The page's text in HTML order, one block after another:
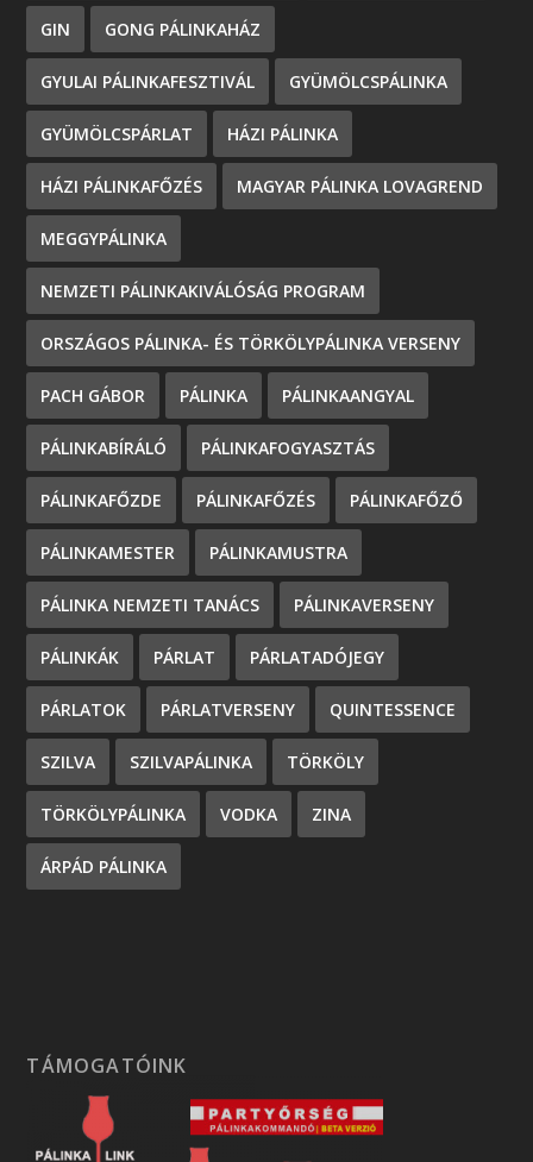
GIN GONG PÁLINKAHÁZ
GYULAI PÁLINKAFESZTIVÁL GYÜMÖLCSPÁLINKA
GYÜMÖLCSPÁRLAT HÁZI PÁLINKA
HÁZI PÁLINKAFŐZÉS MAGYAR PÁLINKA LOVAGREND
MEGGYPÁLINKA
NEMZETI PÁLINKAKIVÁLÓSÁG PROGRAM
ORSZÁGOS PÁLINKA- ÉS TÖRKÖLYPÁLINKA VERSENY
PACH GÁBOR PÁLINKA PÁLINKAANGYAL
PÁLINKABÍRÁLÓ PÁLINKAFOGYASZTÁS
PÁLINKAFŐZDE PÁLINKAFŐZÉS PÁLINKAFŐZŐ
PÁLINKAMESTER PÁLINKAMUSTRA
PÁLINKA NEMZETI TANÁCS PÁLINKAVERSENY
PÁLINKÁK PÁRLAT PÁRLATADÓJEGY
PÁRLATOK PÁRLATVERSENY QUINTESSENCE
SZILVA SZILVAPÁLINKA TÖRKÖLY
TÖRKÖLYPÁLINKA VODKA ZINA
ÁRPÁD PÁLINKA
TÁMOGATÓINK